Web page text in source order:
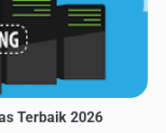
Terbaik 2026